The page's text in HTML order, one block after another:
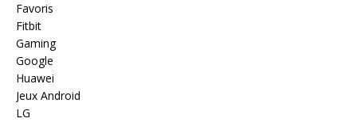
Favoris
Fitbit
Gaming
Google
Huawei
Jeux Android
LG